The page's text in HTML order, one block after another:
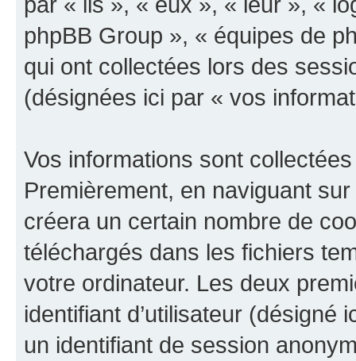
phpBB Group », « équipes de
qui ont collectées lors des
(désignées ici par « vos
Vos informations sont
Premièrement, en naviguant
créera un certain nombre de
téléchargés dans les fichiers
votre ordinateur. Les deux
identifiant d’utilisateur (désigné
un identifiant de session